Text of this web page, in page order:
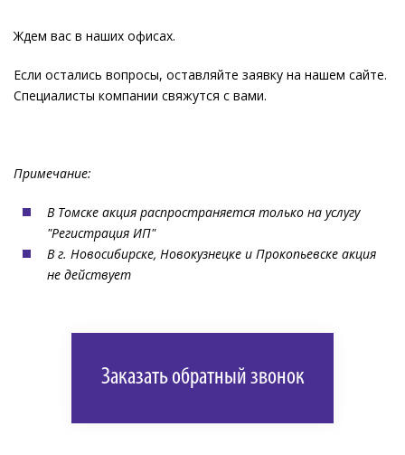
Ждем вас в наших офисах.
Если остались вопросы, оставляйте заявку на нашем сайте.
Специалисты компании свяжутся с вами.
Примечание:
В Томске акция распространяется только на услугу
"Регистрация ИП"
В г. Новосибирске, Новокузнецке и Прокопьевске акция
не действует
Заказать обратный звонок